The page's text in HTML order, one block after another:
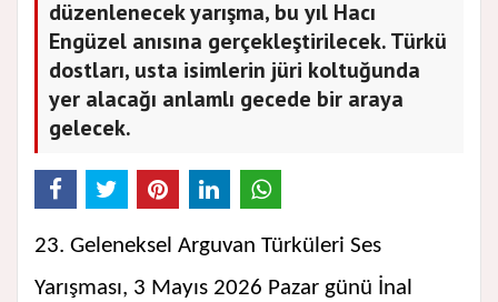
düzenlenecek yarışma, bu yıl Hacı
Engüzel anısına gerçekleştirilecek. Türkü
dostları, usta isimlerin jüri koltuğunda
yer alacağı anlamlı gecede bir araya
gelecek.
23. Geleneksel Arguvan Türküleri Ses
Yarışması, 3 Mayıs 2026 Pazar günü İnal